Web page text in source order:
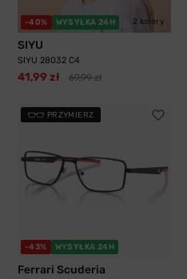
-40% WYSYŁKA 24H 2 kolory
SIYU
SIYU 28032 C4
41,99 zł 69,99 zł
PRZYMIERZ
-43% WYSYŁKA 24H
Ferrari Scuderia